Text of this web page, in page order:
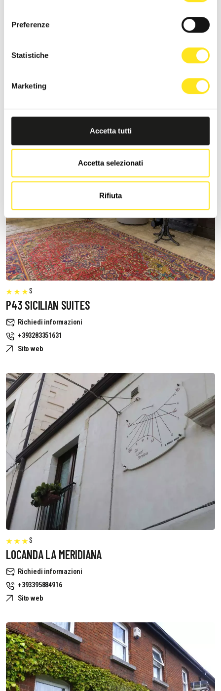
Preferenze
Statistiche
Marketing
Accetta tutti
Accetta selezionati
Rifiuta
MORONERO IBLA SICILY
+393333094801
S
P43 SICILIAN SUITES
Richiedi informazioni
+393283351631
Sito web
S
LOCANDA LA MERIDIANA
Richiedi informazioni
+393395884916
Sito web